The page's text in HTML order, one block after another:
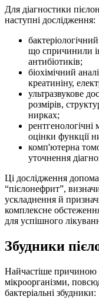
Для діагностики
наступні дослідження:
що спричинили
антибіотиків;
біохімічний
креатиніну,
ультразвукове
розмірів,
нирках;
рентгенологічні
оцінки функції
комп'ютерна
уточнення
Ці дослідження
“пієлонефрит”,
ускладнення й
комплексне
для успішного
Збудники
Найчастіше причиною
мікроорганізми,
бактеріальні збудники: